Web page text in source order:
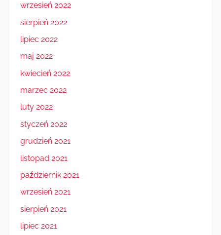
wrzesień 2022
sierpień 2022
lipiec 2022
maj 2022
kwiecień 2022
marzec 2022
luty 2022
styczeń 2022
grudzień 2021
listopad 2021
październik 2021
wrzesień 2021
sierpień 2021
lipiec 2021